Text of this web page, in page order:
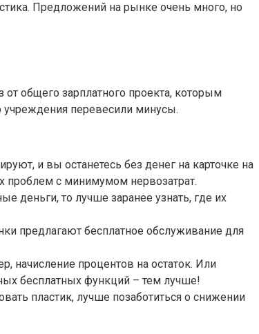
Предложений на рынке очень много, но
общего зарплатного проекта, которым
перевесили минусы.
и вы останетесь без денег на карточке на
проблем с минимумом нервозатрат.
деньги, то лучше заранее узнать, где их
предлагают бесплатное обслуживание для
начисление процентов на остаток. Или
бесплатных функций – тем лучше!
пластик, лучше позаботиться о снижении